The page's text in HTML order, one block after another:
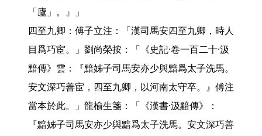
「廬」。』」
四至九卿：傅子立注：「漢司馬安四至九卿，時人
目爲巧宦。」劉尚榮按：「《史記·卷一百二十·汲
黯傳》雲：『黯姊子司馬安亦少與黯爲太子洗馬。
安文深巧善宦，四至九卿，以河南太守卒。』傅注
當本於此。」龍榆生箋：「《漢書·汲黯傳》：
『黯姊子司馬安亦少與黯爲太子洗馬。安文深巧善